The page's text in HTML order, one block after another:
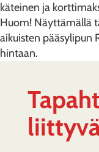
käteinen ja
Huom! Näyttämällä
aikuisten pääsylipun
hintaan.